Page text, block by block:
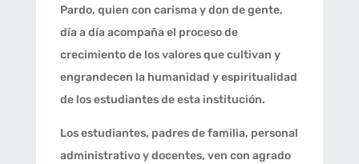
Pardo, quien con carisma y don de gente,
día a día acompaña el proceso de
crecimiento de los valores que cultivan y
engrandecen la humanidad y espiritualidad
de los estudiantes de esta institución.
Los estudiantes, padres de familia, personal
administrativo y docentes, ven con agrado